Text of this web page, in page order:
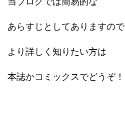
あらすじとしてありますので
より詳しく知りたい方は
本誌かコミックスでどうぞ！